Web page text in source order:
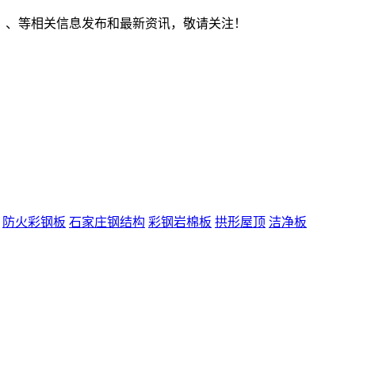
、 等相关信息发布和最新资讯，敬请关注！
防火彩钢板 石家庄钢结构 彩钢岩棉板 拱形屋顶 洁净板